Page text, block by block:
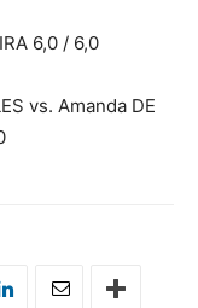
6,0 / 6,0
vs. Amanda DE